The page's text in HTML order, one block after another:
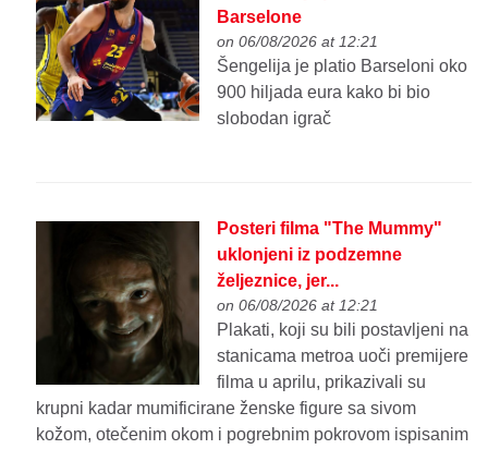
Barselone
on 06/08/2026 at 12:21
Šengelija je platio Barseloni oko
900 hiljada eura kako bi bio
slobodan igrač
Posteri filma "The Mummy"
uklonjeni iz podzemne
željeznice, jer...
on 06/08/2026 at 12:21
Plakati, koji su bili postavljeni na
stanicama metroa uoči premijere
filma u aprilu, prikazivali su
krupni kadar mumificirane ženske figure sa sivom
kožom, otečenim okom i pogrebnim pokrovom ispisanim